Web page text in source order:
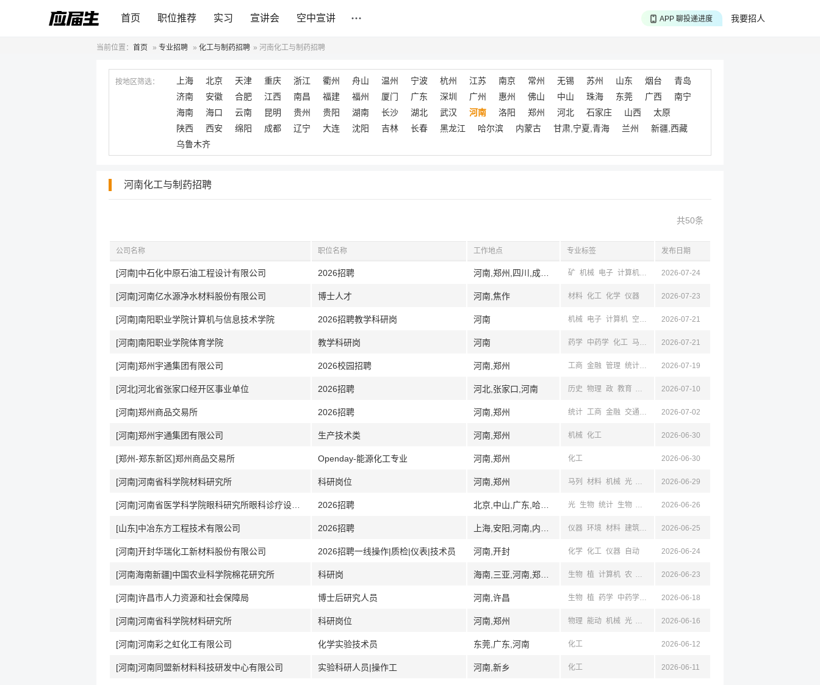
首页 职位推荐 实习 宣讲会 空中宣讲 我要招人
APP 聊投递进度
当前位置： 首页 » 专业招聘 » 化工与制药招聘 » 河南化工与制药招聘
按地区筛选： 上海 北京 天津 重庆 浙江 衢州 舟山 温州 宁波 杭州 江苏 南京 常州 无锡 苏州 山东 烟台
青岛
济南
安徽 合肥 江西 南昌 福建 福州 厦门 广东 深圳 广州 惠州 佛山 中山 珠海 东莞 广西
南宁
海南
海口 云南 昆明 贵州 贵阳 湖南 长沙 湖北 武汉 河南 洛阳 郑州 河北 石家庄 山西
太原
陕西
西安 绵阳 成都 辽宁 大连 沈阳 吉林 长春 黑龙江 哈尔滨 内蒙古 甘肃,宁夏,青海 兰州
新疆,西藏
乌鲁木齐
河南化工与制药招聘
共50条
公司名称 职位名称 工作地点 专业标签 发布日期
[河南]中石化中原石油工程设计有限公司 2026招聘 矿 机械 电子 计算机 化工 建筑 能动
2026-07-24
[河南]河南亿水源净水材料股份有限公司 博士人才 河南,焦作 材料 化工 化学 仪器 2026-07-23
[河南]南阳职业学院计算机与信息技术学院 2026招聘教学科研岗 河南 机械 电子 计算机 空天 药学 中药学 化工
2026-07-21
[河南]南阳职业学院体育学院 教学科研岗 河南 药学 中药学 化工 马列 教育 公安 公共
2026-07-21
[河南]郑州宇通集团有限公司 2026校园招聘 河南,郑州 工商 金融 管理 统计 心理 公共 经济
2026-07-19
[河北]河北省张家口经开区事业单位 2026招聘 河北,张家口,河南 历史 物理 政 教育 化工 2026-07-10
[河南]郑州商品交易所 2026招聘 河南,郑州 统计 工商 金融 交通 化工 法学 计算机
2026-07-02
[河南]郑州宇通集团有限公司 生产技术类 河南,郑州 机械 化工 2026-06-30
[郑州-郑东新区]郑州商品交易所 Openday-能源化工专业 河南,郑州 化工 2026-06-30
[河南]河南省科学院材料研究所 科研岗位 河南,郑州 马列 材料 机械 光 化工 物理 电子 计算机
2026-06-29
2026招聘 光 生物 统计 生物 基础医学 公共卫生与预防
2026-06-26
[山东]中冶东方工程技术有限公司 2026招聘 仪器 环境 材料 建筑 化工 外语 管理
2026-06-25
[河南]开封华瑞化工新材料股份有限公司 2026招聘一线操作|质检|仪表|技术员 河南,开封 化学 化工 仪器 自动 2026-06-24
[河南海南新疆]中国农业科学院棉花研究所 科研岗 生物 植 计算机 农 食品 材料 化工 生工
2026-06-23
[河南]许昌市人力资源和社会保障局 博士后研究人员 河南,许昌 生物 植 药学 中药学 机械 材料 电子
2026-06-18
[河南]河南省科学院材料研究所 科研岗位 河南,郑州 物理 能动 机械 光 材料 电子 化工 马列
2026-06-16
[河南]河南彩之虹化工有限公司 化学实验技术员 东莞,广东,河南 化工 2026-06-12
[河南]河南同盟新材料科技研发中心有限公司 实验科研人员|操作工 河南,新乡 化工 2026-06-11